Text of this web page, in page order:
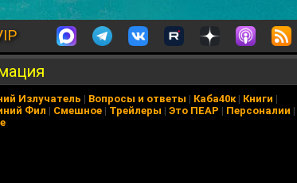
Излучатель | Вопросы и ответы | Каба40к| Книги |
Фил | Смешное | Трейлеры | Это ПЕАР | Персоналии |